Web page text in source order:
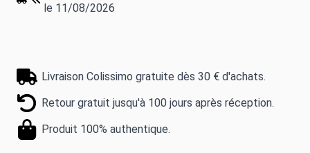
le 11/08/2026
Livraison Colissimo gratuite dès 30 € d'achats.
Retour gratuit jusqu'à 100 jours après réception.
Produit 100% authentique.